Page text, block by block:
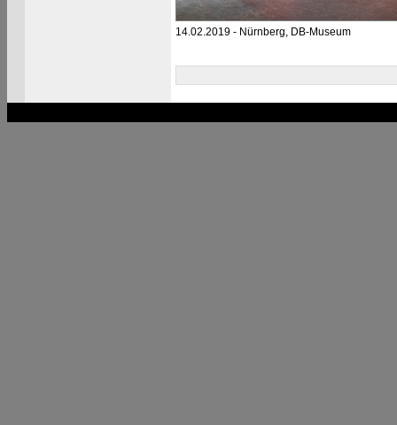
14.02.2019 - Nürnberg, DB-Museum